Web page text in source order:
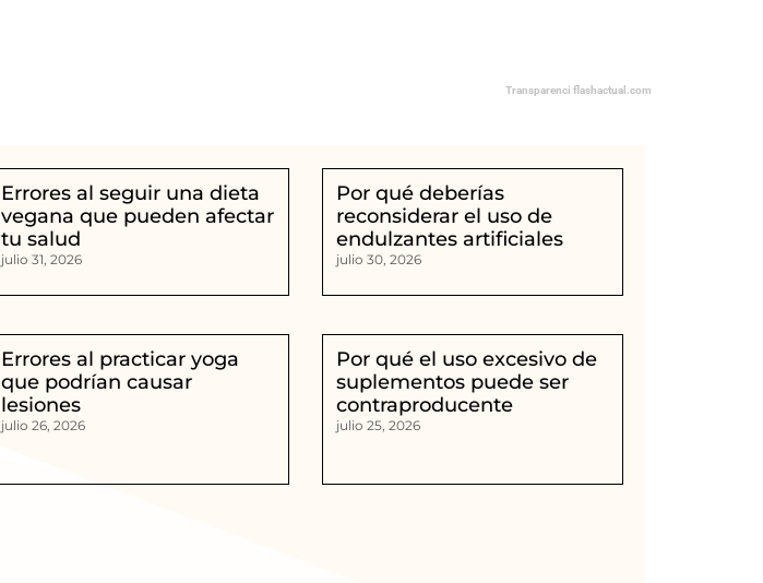
Transparenci flashactual.com
Errores al seguir una dieta
vegana que pueden afectar
tu salud
julio 31, 2026
Por qué deberías
reconsiderar el uso de
endulzantes artificiales
julio 30, 2026
Errores al practicar yoga
que podrían causar
lesiones
julio 26, 2026
Por qué el uso excesivo de
suplementos puede ser
contraproducente
julio 25, 2026